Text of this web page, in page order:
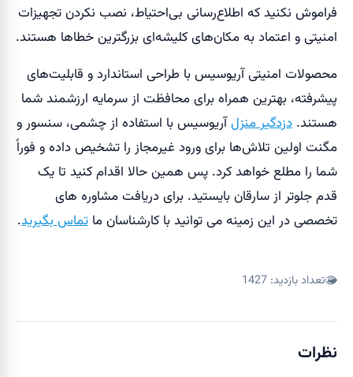
فراموش نکنید که اطلاع‌رسانی بی‌احتیاط، نصب نکردن تجهیزات
امنیتی و اعتماد به مکان‌های کلیشه‌ای بزرگترین خطاها هستند.
محصولات امنیتی آریوسیس با طراحی استاندارد و قابلیت‌های
پیشرفته، بهترین همراه برای محافظت از سرمایه ارزشمند شما
هستند. دزدگیر منزلآریوسیس با استفاده از چشمی، سنسور و
مگنت اولین تلاش‌ها برای ورود غیرمجاز را تشخیص داده و فوراً
شما را مطلع خواهد کرد. پس همین حالا اقدام کنید تا یک
قدم جلوتر از سارقان بایستید. برای دریافت مشاوره های
تخصصی در این زمینه می توانید با کارشناسان ما تماس بگیرید.
تعداد بازدید: 1427
نظرات